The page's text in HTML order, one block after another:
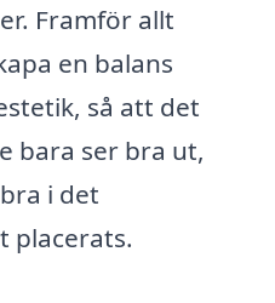
Framför allt
en balans
så att det
bara ser bra ut,
i det
placerats.